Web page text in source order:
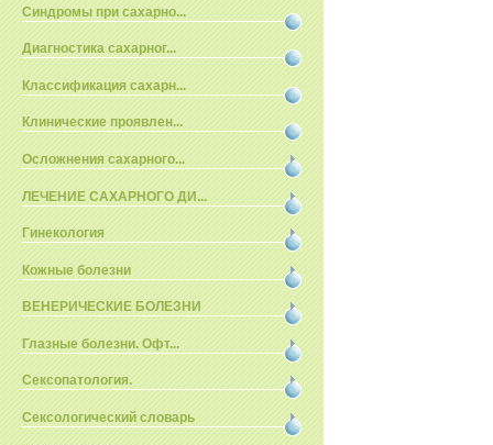
Синдромы при сахарно...
Диагностика сахарног...
Классификация сахарн...
Клинические проявлен...
Осложнения сахарного...
ЛЕЧЕНИЕ САХАРНОГО ДИ...
Гинекология
Кожные болезни
ВЕНЕРИЧЕСКИЕ БОЛЕЗНИ
Глазные болезни. Офт...
Сексопатология.
Сексологический словарь